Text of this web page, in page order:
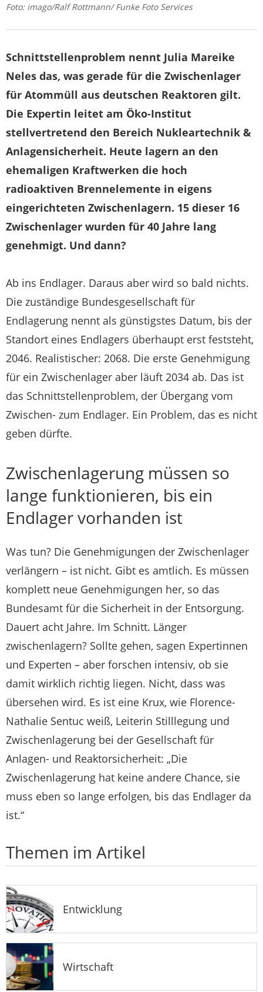
Foto: imago/Ralf Rottmann/ Funke Foto Services
Schnittstellenproblem nennt Julia Mareike
Neles das, was gerade für die Zwischenlager
für Atommüll aus deutschen Reaktoren gilt.
Die Expertin leitet am Öko-Institut
stellvertretend den Bereich Nukleartechnik &
Anlagensicherheit. Heute lagern an den
ehemaligen Kraftwerken die hoch
radioaktiven Brennelemente in eigens
eingerichteten Zwischenlagern. 15 dieser 16
Zwischenlager wurden für 40 Jahre lang
genehmigt. Und dann?
Ab ins Endlager. Daraus aber wird so bald nichts.
Die zuständige Bundesgesellschaft für
Endlagerung nennt als günstigstes Datum, bis der
Standort eines Endlagers überhaupt erst feststeht,
2046. Realistischer: 2068. Die erste Genehmigung
für ein Zwischenlager aber läuft 2034 ab. Das ist
das Schnittstellenproblem, der Übergang vom
Zwischen- zum Endlager. Ein Problem, das es nicht
geben dürfte.
Zwischenlagerung müssen so
lange funktionieren, bis ein
Endlager vorhanden ist
Was tun? Die Genehmigungen der Zwischenlager
verlängern – ist nicht. Gibt es amtlich. Es müssen
komplett neue Genehmigungen her, so das
Bundesamt für die Sicherheit in der Entsorgung.
Dauert acht Jahre. Im Schnitt. Länger
zwischenlagern? Sollte gehen, sagen Expertinnen
und Experten – aber forschen intensiv, ob sie
damit wirklich richtig liegen. Nicht, dass was
übersehen wird. Es ist eine Krux, wie Florence-
Nathalie Sentuc weiß, Leiterin Stilllegung und
Zwischenlagerung bei der Gesellschaft für
Anlagen- und Reaktorsicherheit: „Die
Zwischenlagerung hat keine andere Chance, sie
muss eben so lange erfolgen, bis das Endlager da
ist.“
Themen im Artikel
Entwicklung
Wirtschaft